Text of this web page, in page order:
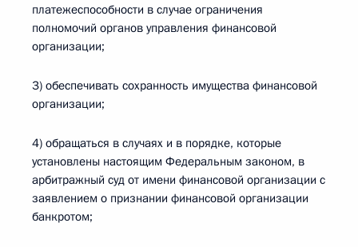
платежеспособности в случае ограничения
полномочий органов управления финансовой
организации;
3) обеспечивать сохранность имущества финансовой
организации;
4) обращаться в случаях и в порядке, которые
установлены настоящим Федеральным законом, в
арбитражный суд от имени финансовой организации с
заявлением о признании финансовой организации
банкротом;